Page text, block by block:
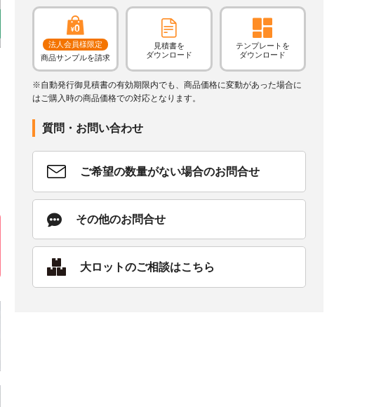
法人会員様限定
商品サンプルを請求
見積書を
ダウンロード
テンプレートを
ダウンロード
※自動発行御見積書の有効期限内でも、商品価格に変動があった場合に
はご購入時の商品価格での対応となります。
質問・お問い合わせ
ご希望の数量がない場合のお問合せ
その他のお問合せ
大ロットのご相談はこちら